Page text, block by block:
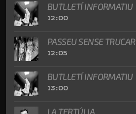
BUTLLETÍ INFORMATIU
12:00
PASSEU SENSE TRUCAR
12:05
BUTLLETÍ INFORMATIU
13:00
LA TERTÚLIA